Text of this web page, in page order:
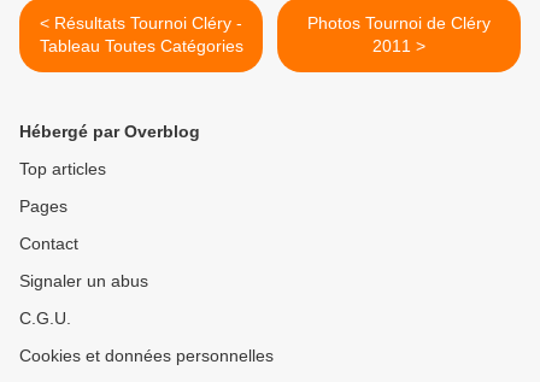
< Résultats Tournoi Cléry -
Tableau Toutes Catégories
Photos Tournoi de Cléry
2011 >
Hébergé par Overblog
Top articles
Pages
Contact
Signaler un abus
C.G.U.
Cookies et données personnelles